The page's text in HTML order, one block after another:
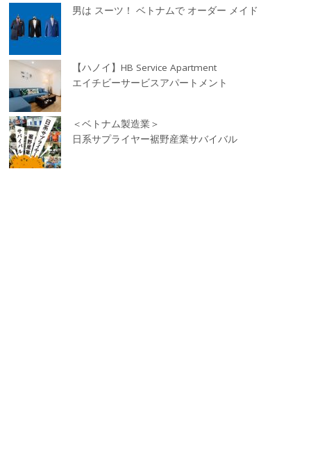
男は スーツ！ ベトナムで オーダー メイド
【ハノイ】HB Service Apartment
エイチビーサービスアパートメント
＜ベトナム製造業＞
日系サプライヤー裾野産業サバイバル